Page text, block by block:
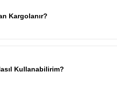
Kargolanır?
Kullanabilirim?